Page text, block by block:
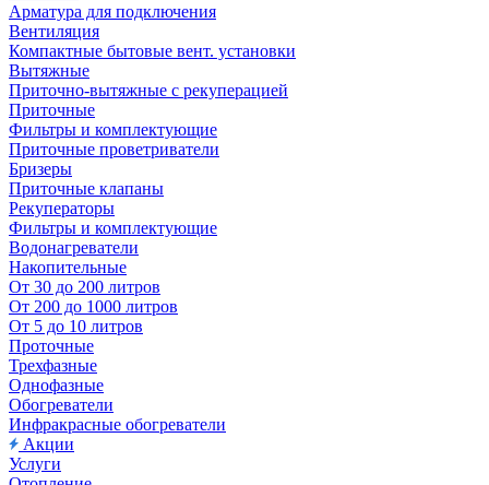
Арматура для подключения
Вентиляция
Компактные бытовые вент. установки
Вытяжные
Приточно-вытяжные с рекуперацией
Приточные
Фильтры и комплектующие
Приточные проветриватели
Бризеры
Приточные клапаны
Рекуператоры
Фильтры и комплектующие
Водонагреватели
Накопительные
От 30 до 200 литров
От 200 до 1000 литров
От 5 до 10 литров
Проточные
Трехфазные
Однофазные
Обогреватели
Инфракрасные обогреватели
Акции
Услуги